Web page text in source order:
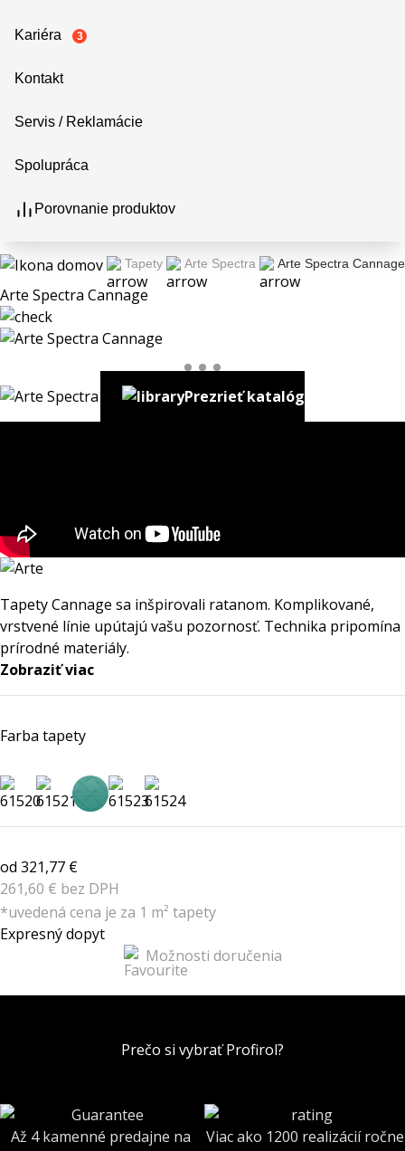
Kariéra 3
Kontakt
Servis / Reklamácie
Spolupráca
Porovnanie produktov
Tapety Arte Spectra Arte Spectra Cannage
Arte Spectra Cannage
Prezrieť katalóg
Tapety Cannage sa inšpirovali ratanom. Komplikované,
vrstvené línie upútajú vašu pozornosť. Technika pripomína
prírodné materiály.
Zobraziť viac
Farba tapety
od 321,77 €
261,60 € bez DPH
*uvedená cena je za 1 m² tapety
Expresný dopyt
Možnosti doručenia
Prečo si vybrať Profirol?
Až 4 kamenné predajne na
Viac ako 1200 realizácií ročne